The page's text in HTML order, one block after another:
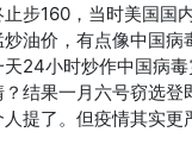
步160，当时美国国
油价，有点像中国病
天24小时炒作中国病
结果一月六号窃选登
提了。但疫情其实更